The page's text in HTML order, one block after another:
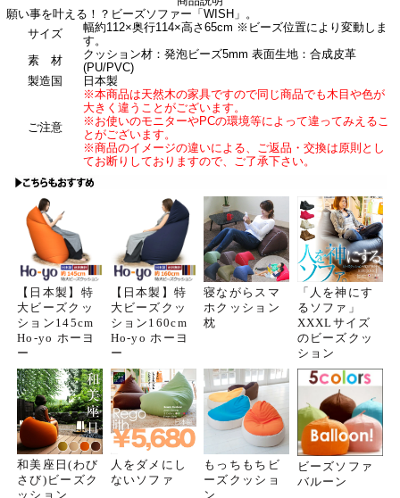
願い事を叶える！？ビーズソファー「WISH」。
サイズ
幅約112×奥行114×高さ65cm ※ビーズ位置により変動しま
す。
素 材
クッション材：発泡ビーズ5mm 表面生地：合成皮革
(PU/PVC)
製造国
日本製
ご注意
※本商品は天然木の家具ですので同じ商品でも木目や色が
大きく違うことがございます。
※お使いのモニターやPCの環境等によって違ってみえるこ
とがございます。
※商品のイメージの違いによる、ご返品・交換は原則とし
てお断りしておりますので、ご了承下さい。